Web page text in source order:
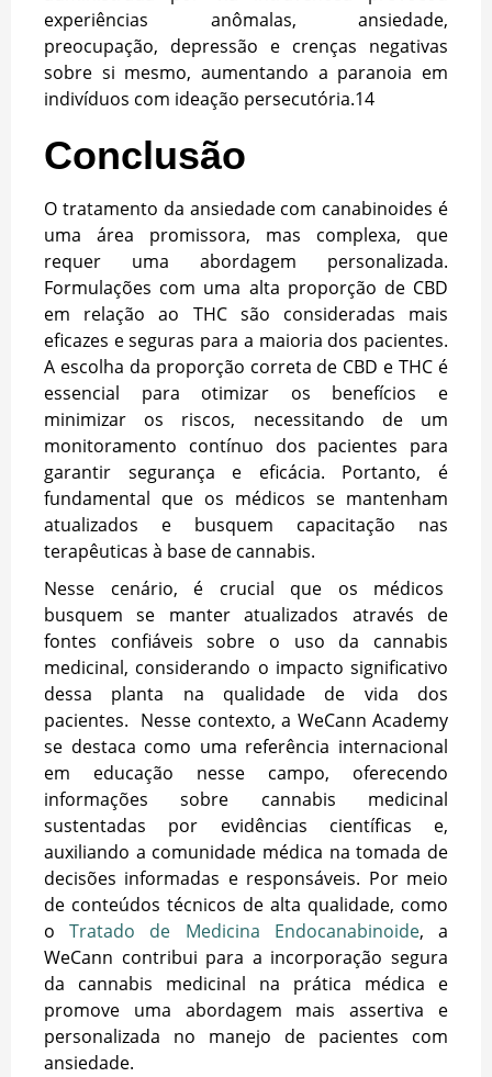
experiências anômalas, ansiedade,
preocupação, depressão e crenças negativas
sobre si mesmo, aumentando a paranoia em
indivíduos com ideação persecutória.14
Conclusão
O tratamento da ansiedade com canabinoides é
uma área promissora, mas complexa, que
requer uma abordagem personalizada.
Formulações com uma alta proporção de CBD
em relação ao THC são consideradas mais
eficazes e seguras para a maioria dos pacientes.
A escolha da proporção correta de CBD e THC é
essencial para otimizar os benefícios e
minimizar os riscos, necessitando de um
monitoramento contínuo dos pacientes para
garantir segurança e eficácia. Portanto, é
fundamental que os médicos se mantenham
atualizados e busquem capacitação nas
terapêuticas à base de cannabis.
Nesse cenário, é crucial que os médicos
busquem se manter atualizados através de
fontes confiáveis sobre o uso da cannabis
medicinal, considerando o impacto significativo
dessa planta na qualidade de vida dos
pacientes. Nesse contexto, a WeCann Academy
se destaca como uma referência internacional
em educação nesse campo, oferecendo
informações sobre cannabis medicinal
sustentadas por evidências científicas e,
auxiliando a comunidade médica na tomada de
decisões informadas e responsáveis. Por meio
de conteúdos técnicos de alta qualidade, como
oTratado de Medicina Endocanabinoide, a
WeCann contribui para a incorporação segura
da cannabis medicinal na prática médica e
promove uma abordagem mais assertiva e
personalizada no manejo de pacientes com
ansiedade.